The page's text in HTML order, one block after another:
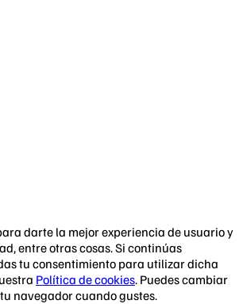
darte la mejor experiencia de usuario y
entre otras cosas. Si continúas
tu consentimiento para utilizar dicha
Política de cookies. Puedes cambiar
navegador cuando gustes.